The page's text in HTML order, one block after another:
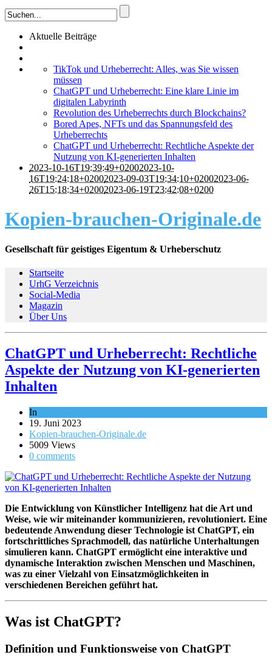
Aktuelle Beiträge
TikTok und Urheberrecht: Alles, was Sie wissen
müssen
ChatGPT und Urheberrecht: Eine klare Linie im
digitalen Labyrinth
Revolution des Urheberrechts durch Blockchains?
Bored Apes, NFTs und das Spannungsfeld des
Urheberrechts
ChatGPT und Urheberrecht: Rechtliche Aspekte der
Nutzung von KI-generierten Inhalten
2023-10-16T19:39:49+02002023-10-
16T19:24:18+02002023-09-03T19:34:10+02002023-06-
26T15:18:34+02002023-06-19T23:42:08+0200
Kopien-brauchen-Originale.de
Gesellschaft für geistiges Eigentum & Urheberschutz
Startseite
UrhG Verzeichnis
Social-Media
Magazin
Über Uns
ChatGPT und Urheberrecht: Rechtliche
Aspekte der Nutzung von KI-generierten
Inhalten
In
19. Juni 2023
Kopien-brauchen-Originale.de
5009 Views
0 comments
Die Entwicklung von Künstlicher Intelligenz hat die Art und
Weise, wie wir miteinander kommunizieren, revolutioniert. Eine
bedeutende Anwendung dieser Technologie ist ChatGPT, ein
fortschrittliches Sprachmodell, das natürliche Unterhaltungen
simulieren kann. ChatGPT ermöglicht eine interaktive und
dynamische Interaktion zwischen Menschen und Maschinen,
was zu einer Vielzahl von Einsatzmöglichkeiten in
verschiedenen Bereichen geführt hat.
Was ist ChatGPT?
Definition und Funktionsweise von ChatGPT